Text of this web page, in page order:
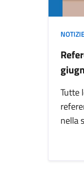
Tutte
nella